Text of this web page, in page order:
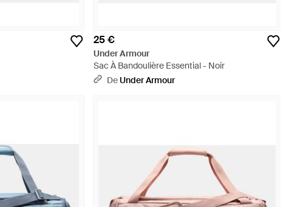
25 €
Under Armour
Sac À Bandoulière Essential - Noir
DeUnder Armour